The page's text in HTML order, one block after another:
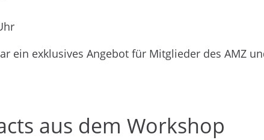
ein exklusives Angebot für Mitglieder des AMZ
aus dem Workshop